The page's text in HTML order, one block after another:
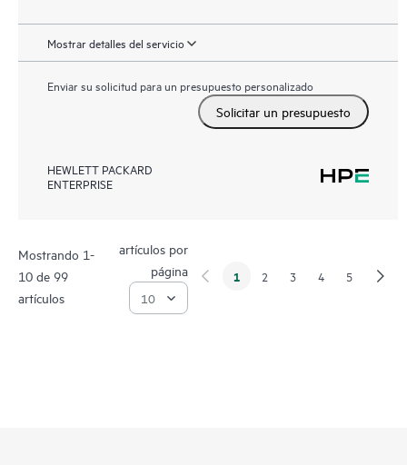
Mostrar detalles del servicio
Enviar su solicitud para un presupuesto personalizado
Solicitar un presupuesto
HEWLETT PACKARD
ENTERPRISE
Mostrando 1-
10 de 99
artículos
artículos por
página
1 2 3 4 5